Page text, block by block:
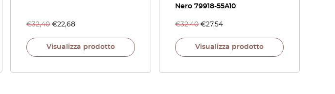
€32,40 €22,68
Visualizza prodotto
Nero 79918-55A10
€32,40 €27,54
Visualizza prodotto